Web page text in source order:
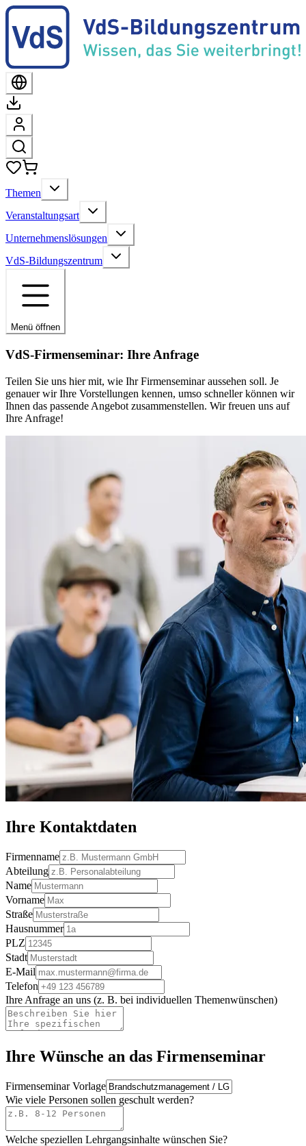
Themen
Veranstaltungsart
Unternehmenslösungen
VdS-Bildungszentrum
Menü öffnen
VdS-Firmenseminar: Ihre Anfrage
Teilen Sie uns hier mit, wie Ihr Firmenseminar aussehen soll. Je
genauer wir Ihre Vorstellungen kennen, umso schneller können wir
Ihnen das passende Angebot zusammenstellen. Wir freuen uns auf
Ihre Anfrage!
Ihre Kontaktdaten
Firmenname
Abteilung
Name
Vorname
Straße
Hausnummer
PLZ
Stadt
E-Mail
Telefon
Ihre Anfrage an uns (z. B. bei individuellen Themenwünschen)
Ihre Wünsche an das Firmenseminar
Firmenseminar Vorlage
Wie viele Personen sollen geschult werden?
Welche speziellen Lehrgangsinhalte wünschen Sie?